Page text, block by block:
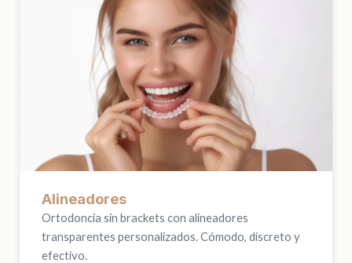
Alineadores
Ortodoncia sin brackets con alineadores
transparentes personalizados. Cómodo, discreto y
efectivo.